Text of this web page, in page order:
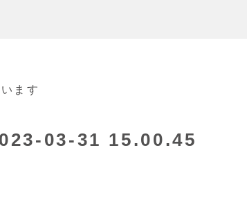
ます
03-31 15.00.45